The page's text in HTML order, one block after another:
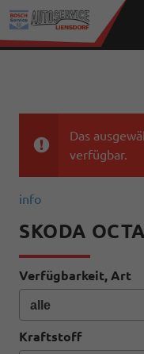
Das
verfügbar.
info
SKODA
Verfügbarkeit, Art
Kraftstoff